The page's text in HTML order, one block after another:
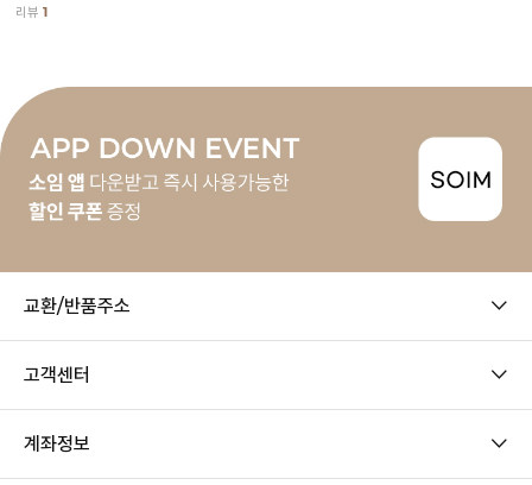
리뷰 1
교환/반품주소
고객센터
계좌정보